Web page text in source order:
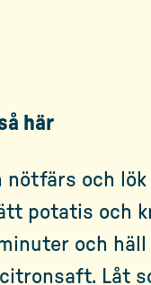
här
nötfärs och
potatis och
och
Låt